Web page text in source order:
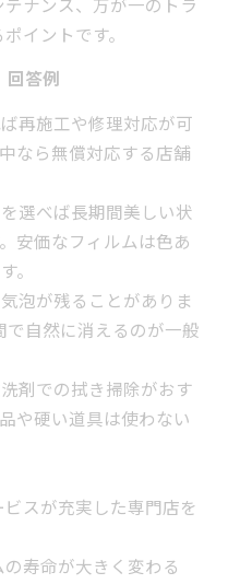
ナンス、万が一のトラ
イントです。
回答例
再施工や修理対応が可
なら無償対応する店舗
選べば長期間美しい状
安価なフィルムは色あ
。
泡が残ることがありま
で自然に消えるのが一般
剤での拭き掃除がおす
や硬い道具は使わない
スが充実した専門店を
寿命が大きく変わる